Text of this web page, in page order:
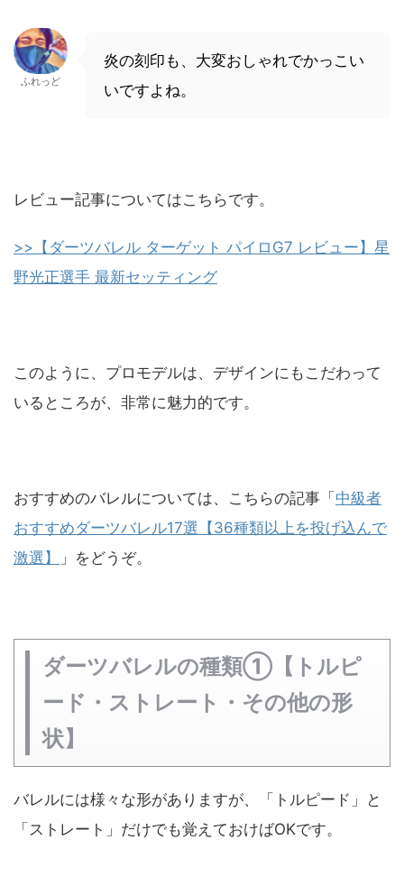
ふれっど
炎の刻印も、大変おしゃれでかっこい
いですよね。
レビュー記事についてはこちらです。
>>【ダーツバレル ターゲット パイロG7 レビュー】星
野光正選手 最新セッティング
このように、プロモデルは、デザインにもこだわって
いるところが、非常に魅力的です。
おすすめのバレルについては、こちらの記事「中級者
おすすめダーツバレル17選【36種類以上を投げ込んで
激選】
」をどうぞ。
ダーツバレルの種類①【トルピ
ード・ストレート・その他の形
状】
バレルには様々な形がありますが、「トルピード」と
「ストレート」だけでも覚えておけばOKです。